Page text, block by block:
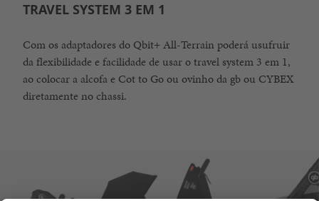
TRAVEL SYSTEM 3 EM 1
Com os adaptadores do Qbit+ All-Terrain poderá usufruir
da flexibilidade e facilidade de usar o travel system 3 em 1,
ao colocar a alcofa e Cot to Go ou ovinho da gb ou CYBEX
diretamente no chassi.